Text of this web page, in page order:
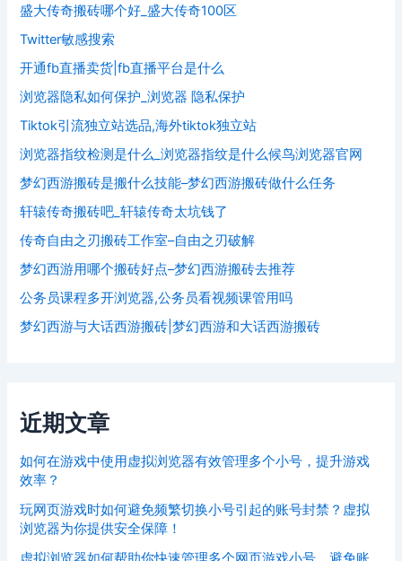
盛大传奇搬砖哪个好_盛大传奇100区
Twitter敏感搜索
开通fb直播卖货|fb直播平台是什么
浏览器隐私如何保护_浏览器 隐私保护
Tiktok引流独立站选品,海外tiktok独立站
浏览器指纹检测是什么_浏览器指纹是什么候鸟浏览器官网
梦幻西游搬砖是搬什么技能–梦幻西游搬砖做什么任务
轩辕传奇搬砖吧_轩辕传奇太坑钱了
传奇自由之刃搬砖工作室–自由之刃破解
梦幻西游用哪个搬砖好点–梦幻西游搬砖去推荐
公务员课程多开浏览器,公务员看视频课管用吗
梦幻西游与大话西游搬砖|梦幻西游和大话西游搬砖
近期文章
如何在游戏中使用虚拟浏览器有效管理多个小号，提升游戏
效率？
玩网页游戏时如何避免频繁切换小号引起的账号封禁？虚拟
浏览器为你提供安全保障！